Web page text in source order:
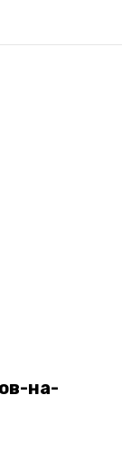
на-